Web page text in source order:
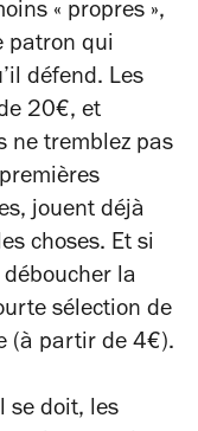
« propres »,
patron qui
défend. Les
20€, et
ne tremblez pas
jouent déjà
choses. Et si
déboucher la
sélection de
(à partir de 4€).
se doit, les